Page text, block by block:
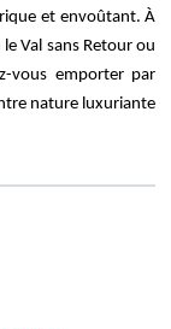
et envoûtant. À
Val sans Retour ou
vous emporter par
nature luxuriante